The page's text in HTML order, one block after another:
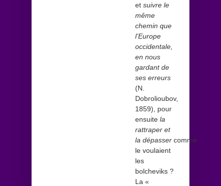
et suivre le
même
chemin que
l’Europe
occidentale,
en nous
gardant de
ses erreurs
(N.
Dobrolioubov,
1859), pour
ensuite la
rattraper et
la dépasser comme
le voulaient
les
bolcheviks ?
La «